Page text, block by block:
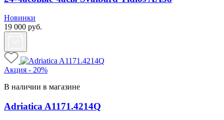
Новинки
19 000 руб.
Акция - 20%
В наличии в магазине
Adriatica A1171.4214Q